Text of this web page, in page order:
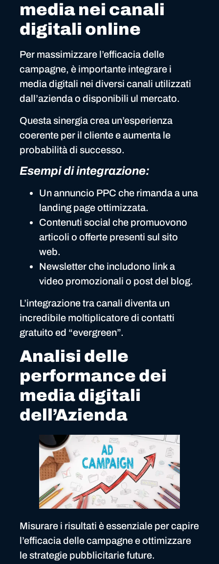
media nei canali
digitali online
Per massimizzare l’efficacia delle
campagne, è importante integrare i
media digitali nei diversi canali utilizzati
dall’azienda o disponibili ul mercato.
Questa sinergia crea un’esperienza
coerente per il cliente e aumenta le
probabilità di successo.
Esempi di integrazione:
Un annuncio PPC che rimanda a una
landing page ottimizzata.
Contenuti social che promuovono
articoli o offerte presenti sul sito
web.
Newsletter che includono link a
video promozionali o post del blog.
L’integrazione tra canali diventa un
incredibile moltiplicatore di contatti
gratuito ed “evergreen”.
Analisi delle
performance dei
media digitali
dell’Azienda
Misurare i risultati è essenziale per capire
l’efficacia delle campagne e ottimizzare
le strategie pubblicitarie future.